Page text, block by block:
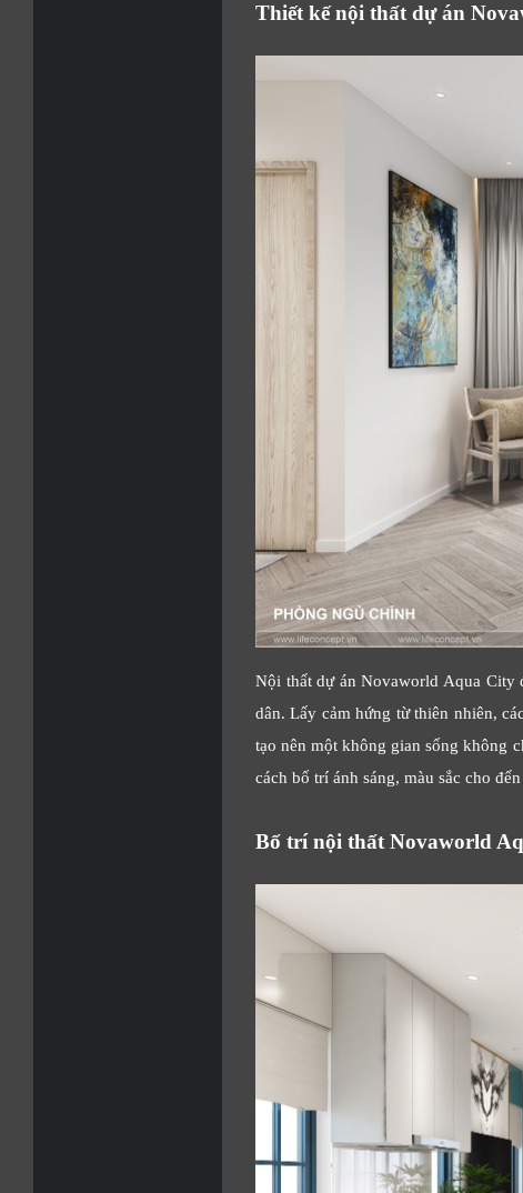
Thiết kế nội thất dự án
Nội thất dự án Novaworld Aqua City
dân. Lấy cảm hứng từ thiên nhiên,
tạo nên một không gian sống không
cách bố trí ánh sáng, màu sắc cho
Bố trí nội thất Novaworld